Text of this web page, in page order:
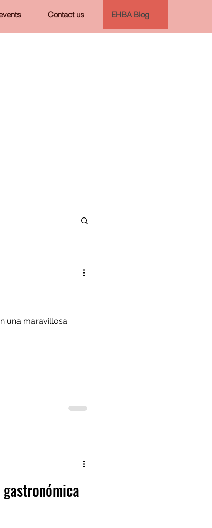
Contact us EHBA Blog
una maravillosa